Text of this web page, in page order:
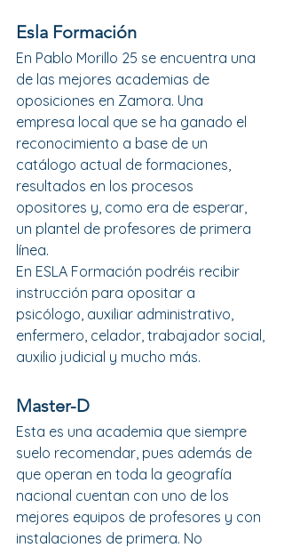
Esla Formación
En Pablo Morillo 25 se encuentra una
de las mejores academias de
oposiciones en Zamora. Una
empresa local que se ha ganado el
reconocimiento a base de un
catálogo actual de formaciones,
resultados en los procesos
opositores y, como era de esperar,
un plantel de profesores de primera
línea.
En ESLA Formación podréis recibir
instrucción para opositar a
psicólogo, auxiliar administrativo,
enfermero, celador, trabajador social,
auxilio judicial y mucho más.
Master-D
Esta es una academia que siempre
suelo recomendar, pues además de
que operan en toda la geografía
nacional cuentan con uno de los
mejores equipos de profesores y con
instalaciones de primera. No